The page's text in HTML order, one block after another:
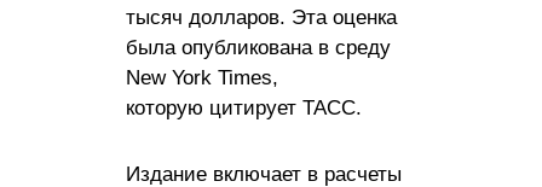
тысяч долларов. Эта оценка
была опубликована в среду
New York Times,
которую цитирует ТАСС.
Издание включает в расчеты